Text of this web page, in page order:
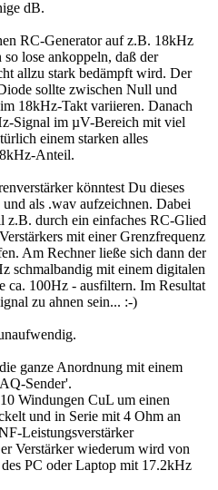
dB.
RC-Generator auf z.B. 18kHz
lose ankoppeln, daß der
allzu stark bedämpft wird. Der
sollte zwischen Null und
18kHz-Takt variieren. Danach
Signal im µV-Bereich mit viel
einem starken alles
Anteil.
könntest Du dieses
und als .wav aufzeichnen. Dabei
z.B. durch ein einfaches RC-Glied
mit einer Grenzfrequenz
Am Rechner ließe sich dann der
schmalbandig mit einem digitalen
ca. 100Hz - ausfiltern. Im Resultat
zu ahnen sein... :-)
ganze Anordnung mit einem
Sender'.
Windungen CuL um einen
und in Serie mit 4 Ohm an
Leistungsverstärker
Verstärker wiederum wird von
PC oder Laptop mit 17.2kHz